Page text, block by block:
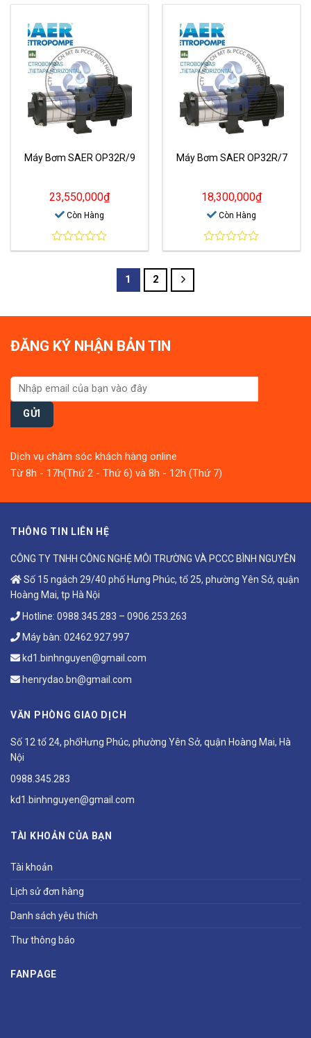
out
5
out
5
Máy Bơm SAER OP32R/9
23,550,000₫
Còn Hàng
0
Máy Bơm SAER OP32R/7
18,300,000₫
Còn Hàng
0
1 2
ĐĂNG KÝ NHẬN BẢN TIN
Dịch vụ chăm sóc khách hàng online
Từ 8h - 17h(Thứ 2 - Thứ 6) và 8h - 12h (Thứ 7)
THÔNG TIN LIÊN HỆ
CÔNG TY TNHH CÔNG NGHỆ MÔI TRƯỜNG VÀ PCCC BÌNH NGUYÊN
Số 15 ngách 29/40 phố Hưng Phúc, tổ 25, phường Yên Sở, quận
Hoàng Mai, tp Hà Nội
Hotline: 0988.345.283 – 0906.253.263
Máy bàn: 02462.927.997
kd1.binhnguyen@gmail.com
henrydao.bn@gmail.com
VĂN PHÒNG GIAO DỊCH
Số 12 tổ 24, phốHưng Phúc, phường Yên Sở, quận Hoàng Mai, Hà
Nội
0988.345.283
kd1.binhnguyen@gmail.com
TÀI KHOẢN CỦA BẠN
Tài khoản
Lịch sử đơn hàng
Danh sách yêu thích
Thư thông báo
FANPAGE